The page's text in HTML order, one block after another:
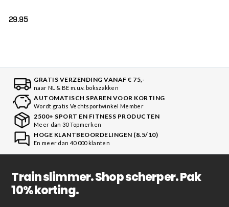
ALPHA BLACK GOLD)
29.95
GRATIS VERZENDING VANAF € 75,-
naar NL & BE m.u.v. bokszakken
AUTOMATISCH SPAREN VOOR KORTING
Wordt gratis Vechtsportwinkel Member
2500+ SPORT EN FITNESS PRODUCTEN
Meer dan 30 Topmerken
HOGE KLANTBEOORDELINGEN (8.5/10)
En meer dan 40.000 klanten
Train slimmer. Shop scherper. Pak
10% korting.